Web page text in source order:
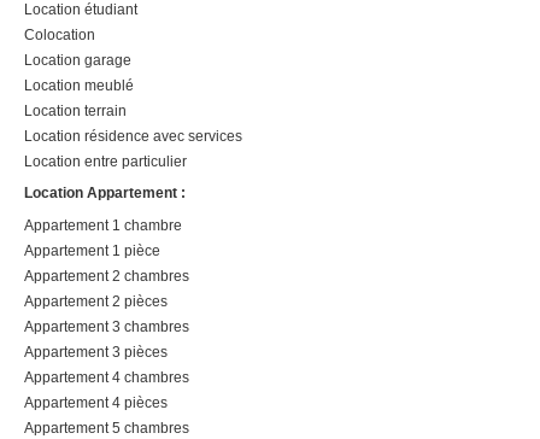
Location étudiant
Colocation
Location garage
Location meublé
Location terrain
Location résidence avec services
Location entre particulier
Location Appartement :
Appartement 1 chambre
Appartement 1 pièce
Appartement 2 chambres
Appartement 2 pièces
Appartement 3 chambres
Appartement 3 pièces
Appartement 4 chambres
Appartement 4 pièces
Appartement 5 chambres